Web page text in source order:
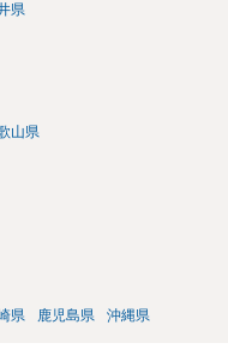
県
山県
県 鹿児島県 沖縄県